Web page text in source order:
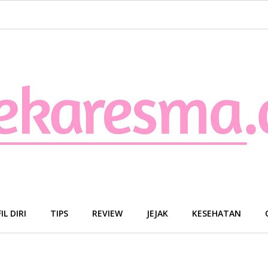
DIRI TIPS REVIEW JEJAK KESEHATAN